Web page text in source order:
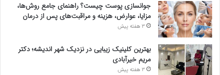
جوانسازی پوست چیست؟ راهنمای جامع روش‌ها،
مزایا، عوارض، هزینه و مراقبت‌های پس از درمان
3 هفته پیش
بهترین کلینیک زیبایی در نزدیک شهر اندیشه؛ دکتر
مریم خیرآبادی
3 هفته پیش